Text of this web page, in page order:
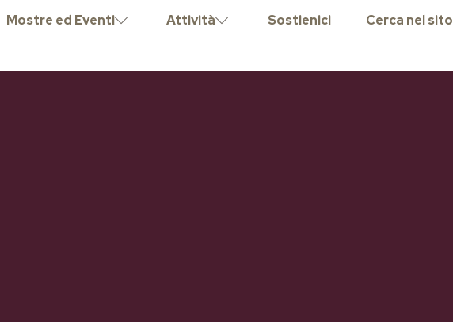
Mostre ed Eventi Attività Sostienici Cerca nel sito